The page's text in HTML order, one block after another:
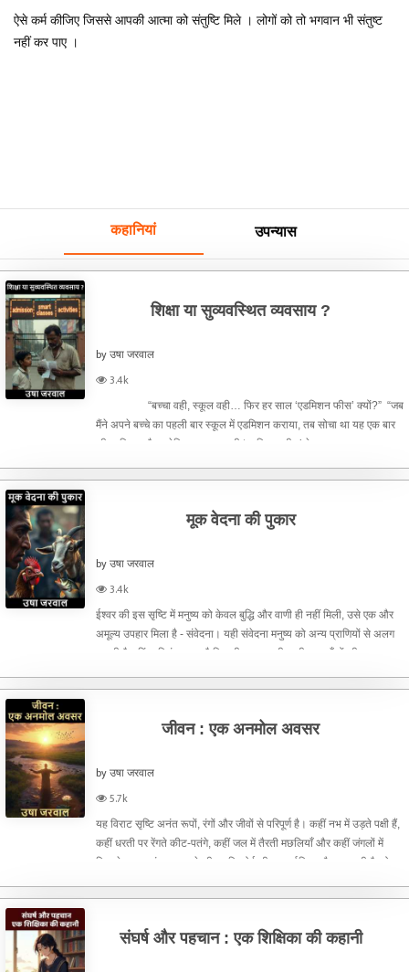
ऐसे कर्म कीजिए जिससे आपकी आत्मा को संतुष्टि मिले । लोगों को तो भगवान भी संतुष्ट
नहीं कर पाए ।
कहानियां उपन्यास
शिक्षा या सुव्यवस्थित व्यवसाय ?
by उषा जरवाल
3.4k
“बच्चा वही, स्कूल वही… फिर हर साल ‘एडमिशन फीस’ क्यों?” “जब
मैंने अपने बच्चे का पहली बार स्कूल में एडमिशन कराया, तब सोचा था यह एक बार
की प्रक्रिया है… लेकिन हर साल वही ‘एडमिशन फीस’ देखकर एक सवाल उठता
मूक वेदना की पुकार
by उषा जरवाल
3.4k
ईश्वर की इस सृष्टि में मनुष्य को केवल बुद्धि और वाणी ही नहीं मिली, उसे एक और
अमूल्य उपहार मिला है - संवेदना। यही संवेदना मनुष्य को अन्य प्राणियों से अलग
बनाती है। किंतु विडंबना यह है कि वही मनुष्य कभी-कभी उन आँखों की भाषा पढ़ना
जीवन : एक अनमोल अवसर
by उषा जरवाल
5.7k
यह विराट सृष्टि अनंत रूपों, रंगों और जीवों से परिपूर्ण है। कहीं नभ में उड़ते पक्षी हैं,
कहीं धरती पर रेंगते कीट-पतंगे, कहीं जल में तैरती मछलियाँ और कहीं जंगलों में
विचरते पशु। परंतु इन सबके बीच यदि कोई जीवन सर्वाधिक सौभाग्यशाली है, तो वह
संघर्ष और पहचान : एक शिक्षिका की कहानी